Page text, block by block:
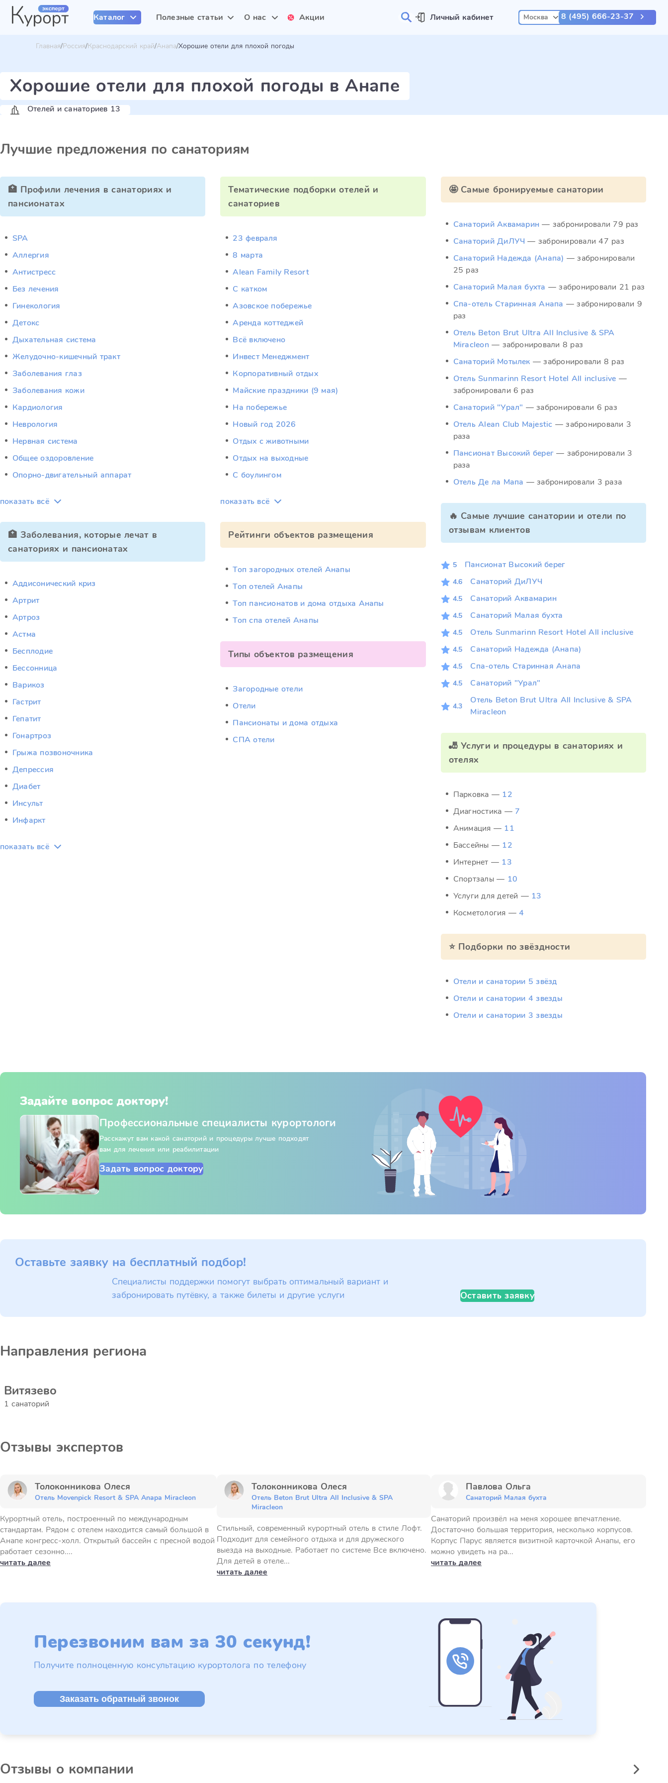
Каталог Полезные статьи О нас Акции Личный кабинет Москва 8 (495) 666-23-37
Главная Россия Краснодарский край Анапа Хорошие отели для плохой погоды
Хорошие отели для плохой погоды в Анапе
Отелей и санаториев 13
Лучшие предложения по санаториям
🏥 Профили лечения в санаториях и
пансионатах
SPA
Аллергия
Антистресс
Без лечения
Гинекология
Детокс
Дыхательная система
Желудочно-кишечный тракт
Заболевания глаз
Заболевания кожи
Кардиология
Неврология
Нервная система
Общее оздоровление
Опорно-двигательный аппарат
показать всё
🏥 Заболевания, которые лечат в
санаториях и пансионатах
Аддисонический криз
Артрит
Артроз
Астма
Бесплодие
Бессонница
Варикоз
Гастрит
Гепатит
Гонартроз
Грыжа позвоночника
Депрессия
Диабет
Инсульт
Инфаркт
показать всё
Тематические подборки отелей и
санаториев
23 февраля
8 марта
Alean Family Resort
C катком
Азовское побережье
Аренда коттеджей
Всё включено
Инвест Менеджмент
Корпоративный отдых
Майские праздники (9 мая)
На побережье
Новый год 2026
Отдых c животными
Отдых на выходные
С боулингом
показать всё
Рейтинги объектов размещения
Топ загородных отелей Анапы
Топ отелей Анапы
Топ пансионатов и дома отдыха Анапы
Топ спа отелей Анапы
Типы объектов размещения
Загородные отели
Отели
Пансионаты и дома отдыха
СПА отели
🤩 Самые бронируемые санатории
Санаторий Аквамарин — забронировали 79 раз
Санаторий ДиЛУЧ — забронировали 47 раз
Санаторий Надежда (Анапа) — забронировали
25 раз
Санаторий Малая бухта — забронировали 21 раз
Спа-отель Старинная Анапа — забронировали 9
раз
Отель Beton Brut Ultra All Inclusive & SPA
Miracleon — забронировали 8 раз
Санаторий Мотылек — забронировали 8 раз
Отель Sunmarinn Resort Hotel All inclusive —
забронировали 6 раз
Санаторий "Урал" — забронировали 6 раз
Отель Alean Club Majestic — забронировали 3
раза
Пансионат Высокий берег — забронировали 3
раза
Отель Де ла Мапа — забронировали 3 раза
🔥 Самые лучшие санатории и отели по
отзывам клиентов
5 Пансионат Высокий берег
4.6 Санаторий ДиЛУЧ
4.5 Санаторий Аквамарин
4.5 Санаторий Малая бухта
4.5 Отель Sunmarinn Resort Hotel All inclusive
4.5 Санаторий Надежда (Анапа)
4.5 Спа-отель Старинная Анапа
4.5 Санаторий "Урал"
4.3
Отель Beton Brut Ultra All Inclusive & SPA
Miracleon
🎳 Услуги и процедуры в санаториях и
отелях
Парковка — 12
Диагностика — 7
Анимация — 11
Бассейны — 12
Интернет — 13
Спортзалы — 10
Услуги для детей — 13
Косметология —4
⭐ Подборки по звёздности
Отели и санатории 5 звёзд
Отели и санатории 4 звезды
Отели и санатории 3 звезды
Задайте вопрос доктору!
Профессиональные специалисты курортологи
Расскажут вам какой санаторий и процедуры лучше подходят
вам для лечения или реабилитации
Задать вопрос доктору
Оставьте заявку на бесплатный подбор!
Специалисты поддержки помогут выбрать оптимальный вариант и
забронировать путёвку, а также билеты и другие услуги
Оставить заявку
Направления региона
Витязево
1 санаторий
Отзывы экспертов
Толоконникова Олеся
Отель Movenpick Resort & SPA Anapa Miracleon
Курортный отель, построенный по международным
стандартам. Рядом с отелем находится самый большой в
Анапе конгресс-холл. Открытый бассейн с пресной водой
работает сезонно....
читать далее
Толоконникова Олеся
Отель Beton Brut Ultra All Inclusive & SPA
Miracleon
Стильный, современный курортный отель в стиле Лофт.
Подходит для семейного отдыха и для дружеского
выезда на выходные. Работает по системе Все включено.
Для детей в отеле...
читать далее
Павлова Ольга
Санаторий Малая бухта
Санаторий произвёл на меня хорошее впечатление.
Достаточно большая территория, несколько корпусов.
Корпус Парус является визитной карточкой Анапы, его
можно увидеть на ра...
читать далее
Перезвоним вам за 30 секунд!
Получите полноценную консультацию курортолога по телефону
Заказать обратный звонок
Отзывы о компании